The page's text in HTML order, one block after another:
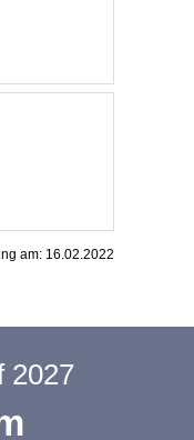
am: 16.02.2022
2027